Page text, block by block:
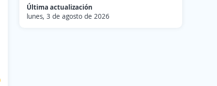
Última actualización
lunes, 3 de agosto de 2026